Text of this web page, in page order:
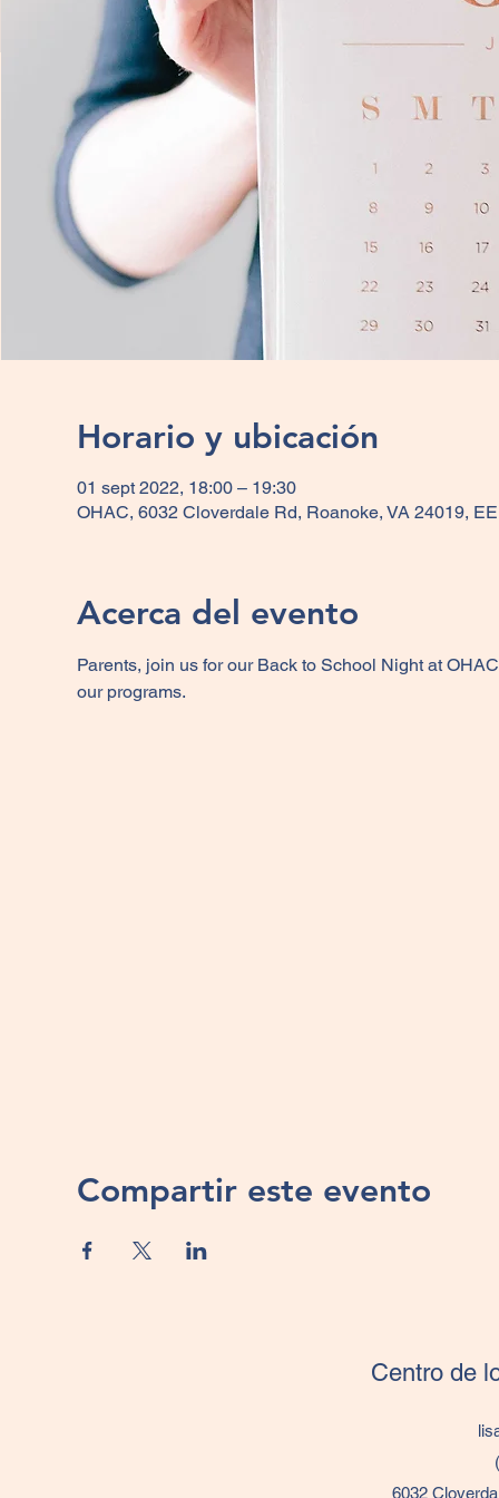
Horario y ubicación
01 sept 2022, 18:00 – 19:30
OHAC, 6032 Cloverdale Rd, Roanoke, VA 24019,
Acerca del evento
Parents, join us for our Back to School Night at
our programs.
Compartir este evento
Centro de
6032